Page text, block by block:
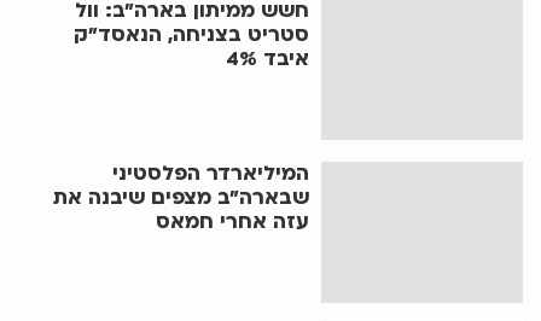
חשש ממיתון בארה"ב: וול
סטריט בצניחה, הנאסד"ק
איבד 4%
המיליארדר הפלסטיני
שבארה"ב מצפים שיבנה את
עזה אחרי חמאס